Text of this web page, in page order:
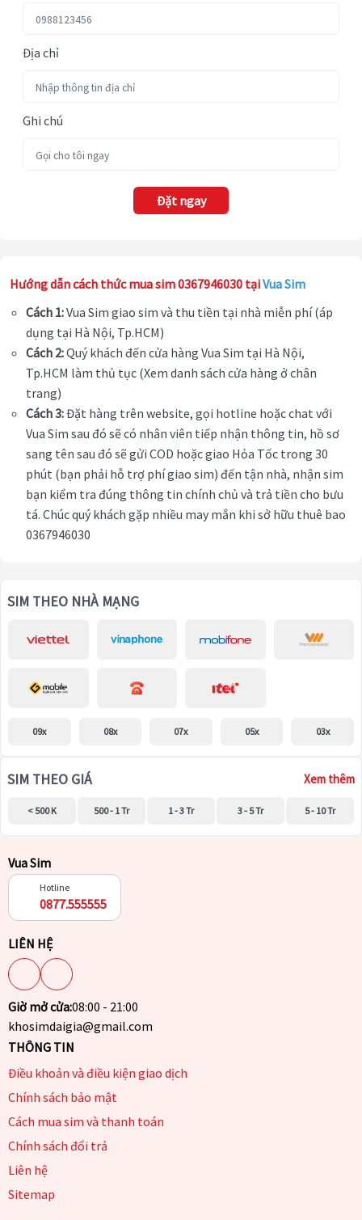
Địa chỉ
Ghi chú
Đặt ngay
Hướng dẫn cách thức mua sim 0367946030 tạiVua Sim
Cách 1:Vua Sim giao sim và thu tiền tại nhà miễn phí (áp
dụng tại Hà Nội, Tp.HCM)
Cách 2:Quý khách đến cửa hàng Vua Sim tại Hà Nội,
Tp.HCM làm thủ tục (Xem danh sách cửa hàng ở chân
trang)
Cách 3:Đặt hàng trên website, gọi hotline hoặc chat với
Vua Sim sau đó sẽ có nhân viên tiếp nhận thông tin, hồ sơ
sang tên sau đó sẽ gửi COD hoặc giao Hỏa Tốc trong 30
phút (bạn phải hỗ trợ phí giao sim) đến tận nhà, nhận sim
bạn kiểm tra đúng thông tin chính chủ và trả tiền cho bưu
tá. Chúc quý khách gặp nhiều may mắn khi sở hữu thuê bao
0367946030
SIM THEO NHÀ MẠNG
09x 08x 07x 05x 03x
SIM THEO GIÁ Xem thêm
< 500 K 500 - 1 Tr 1 - 3 Tr 3 - 5 Tr 5 - 10 Tr
Vua Sim
Hotline
0877.555555
LIÊN HỆ
Giờ mở cửa:08:00 - 21:00
khosimdaigia@gmail.com
THÔNG TIN
Điều khoản và điều kiện giao dịch
Chính sách bảo mật
Cách mua sim và thanh toán
Chính sách đổi trả
Liên hệ
Sitemap